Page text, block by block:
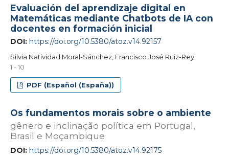
Evaluación del aprendizaje digital en
Matemáticas mediante Chatbots de IA con
docentes en formación inicial
DOI: https://doi.org/10.5380/atoz.v14.92157
Silvia Natividad Moral-Sánchez, Francisco José Ruiz-Rey
1 - 10
PDF (Español (España))
Os fundamentos morais sobre o ambiente
gênero e inclinação política em Portugal,
Brasil e Moçambique
DOI: https://doi.org/10.5380/atoz.v14.92175